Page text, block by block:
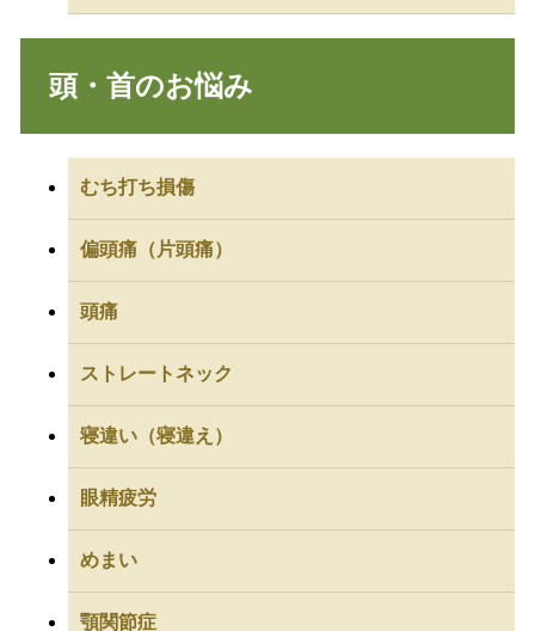
頭・首のお悩み
むち打ち損傷
偏頭痛（片頭痛）
頭痛
ストレートネック
寝違い（寝違え）
眼精疲労
めまい
顎関節症